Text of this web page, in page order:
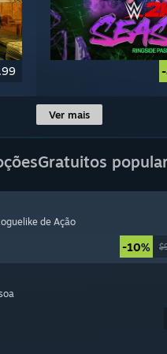
Ver mais
Gratuitos
de Ação
-10%